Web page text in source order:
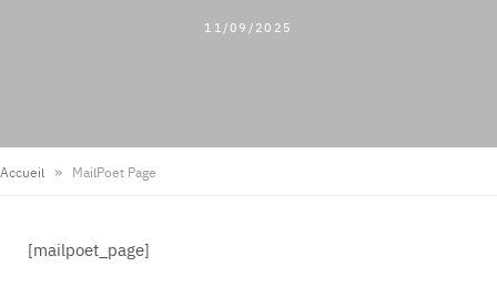
11/09/2025
Accueil » MailPoet Page
[mailpoet_page]